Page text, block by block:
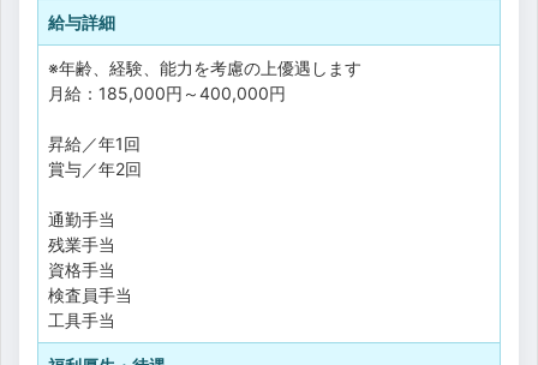
給与詳細
※年齢、経験、能力を考慮の上優遇します
月給：185,000円～400,000円
昇給／年1回
賞与／年2回
通勤手当
残業手当
資格手当
検査員手当
工具手当